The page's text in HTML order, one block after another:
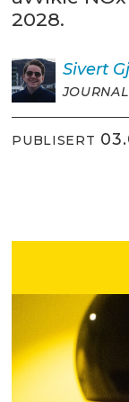
2028.
Sivert
PUBLISERT